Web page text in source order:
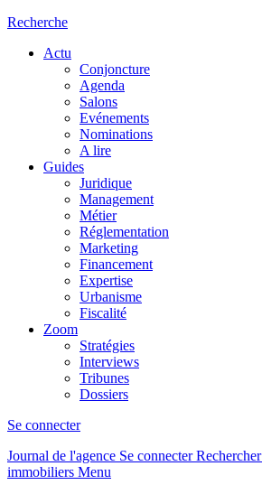
Recherche
Actu
Conjoncture
Agenda
Salons
Evénements
Nominations
A lire
Guides
Juridique
Management
Métier
Réglementation
Marketing
Financement
Expertise
Urbanisme
Fiscalité
Zoom
Stratégies
Interviews
Tribunes
Dossiers
Se connecter
Journal de l'agence Se connecterRechercher
immobiliers Menu